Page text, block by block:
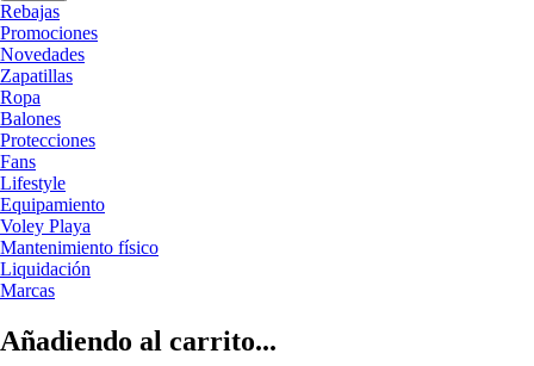
Rebajas
Promociones
Novedades
Zapatillas
Ropa
Balones
Protecciones
Fans
Lifestyle
Equipamiento
Voley Playa
Mantenimiento físico
Liquidación
Marcas
Añadiendo al carrito...